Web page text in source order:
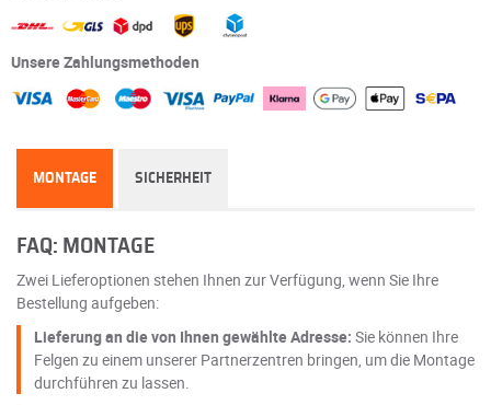
Unsere Zahlungsmethoden
MONTAGE SICHERHEIT
FAQ: MONTAGE
Zwei Lieferoptionen stehen Ihnen zur Verfügung, wenn Sie Ihre
Bestellung aufgeben:
Lieferung an die von Ihnen gewählte Adresse: Sie können Ihre
Felgen zu einem unserer Partnerzentren bringen, um die Montage
durchführen zu lassen.